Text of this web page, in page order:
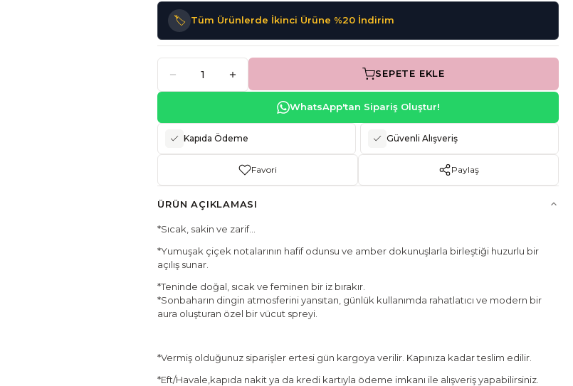
🏷️ Tüm Ürünlerde İkinci Ürüne %20 İndirim
SEPETE EKLE
WhatsApp'tan Sipariş Oluştur!
Kapıda Ödeme Güvenli Alışveriş
Favori Paylaş
ÜRÜN AÇIKLAMASI
*Sıcak, sakin ve zarif…
*Yumuşak çiçek notalarının hafif odunsu ve amber dokunuşlarla birleştiği huzurlu bir
açılış sunar.
*Teninde doğal, sıcak ve feminen bir iz bırakır.
*Sonbaharın dingin atmosferini yansıtan, günlük kullanımda rahatlatıcı ve modern bir
aura oluşturan özel bir vücut spreyi.
*Vermiş olduğunuz siparişler ertesi gün kargoya verilir. Kapınıza kadar teslim edilir.
*Eft/Havale,kapıda nakit ya da kredi kartıyla ödeme imkanı ile alışveriş yapabilirsiniz.